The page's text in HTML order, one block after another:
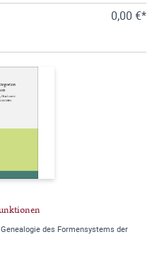
0,00 €*
des Formensystems der